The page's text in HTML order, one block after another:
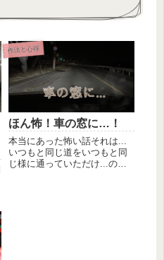
作法と心得
ほん怖！車の窓に…！
本当にあった怖い話それは...
いつもと同じ道をいつもと同
じ様に通っていただけ...のハ